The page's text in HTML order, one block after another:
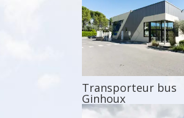
Transporteur bus
Ginhoux